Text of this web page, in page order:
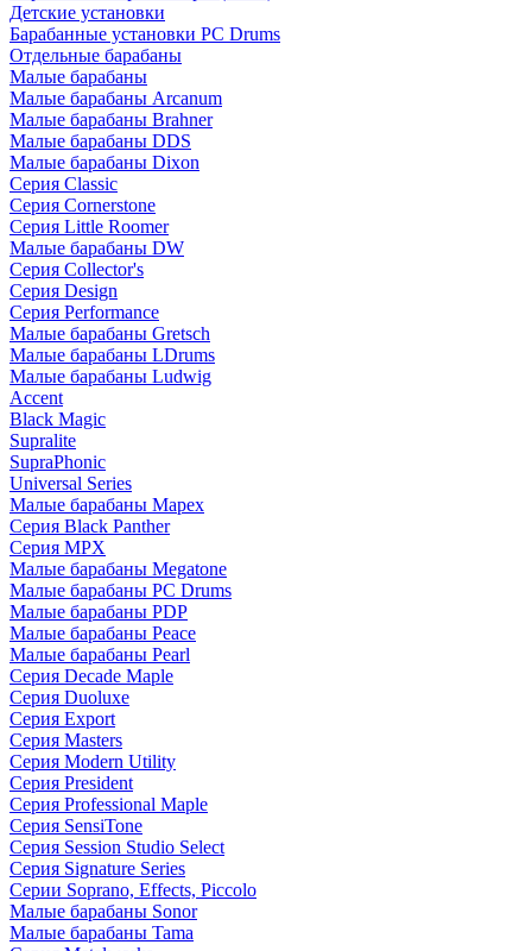
Детские установки
Барабанные установки PC Drums
Отдельные барабаны
Малые барабаны
Малые барабаны Arcanum
Малые барабаны Brahner
Малые барабаны DDS
Малые барабаны Dixon
Серия Classic
Серия Cornerstone
Серия Little Roomer
Малые барабаны DW
Серия Collector's
Серия Design
Серия Performance
Малые барабаны Gretsch
Малые барабаны LDrums
Малые барабаны Ludwig
Accent
Black Magic
Supralite
SupraPhonic
Universal Series
Малые барабаны Mapex
Серия Black Panther
Серия MPX
Малые барабаны Megatone
Малые барабаны PC Drums
Малые барабаны PDP
Малые барабаны Peace
Малые барабаны Pearl
Серия Decade Maple
Серия Duoluxe
Серия Export
Серия Masters
Серия Modern Utility
Серия President
Серия Professional Maple
Серия SensiTone
Серия Session Studio Select
Серия Signature Series
Серии Soprano, Effects, Piccolo
Малые барабаны Sonor
Малые барабаны Tama